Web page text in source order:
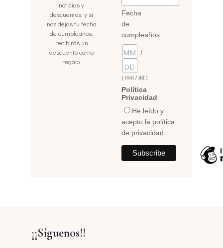
noticias y
descuentos, y si
nos dejas tu fecha
de cumpleaños,
recibirás un
descuento como
regalo.
Fecha
de
cumpleaños
/
( mm / dd )
Política
Privacidad
He leído y
acepto la política
de privacidad
¡¡Síguenos!!